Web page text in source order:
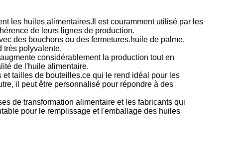
les huiles alimentaires.Il est couramment utilisé par les
de leurs lignes de production.
des bouchons ou des fermetures.huile de palme,
très polyvalente.
considérablement la production tout en
de l'huile alimentaire.
tailles de bouteilles.ce qui le rend idéal pour les
il peut être personnalisé pour répondre à des
de transformation alimentaire et les fabricants qui
pour le remplissage et l'emballage des huiles